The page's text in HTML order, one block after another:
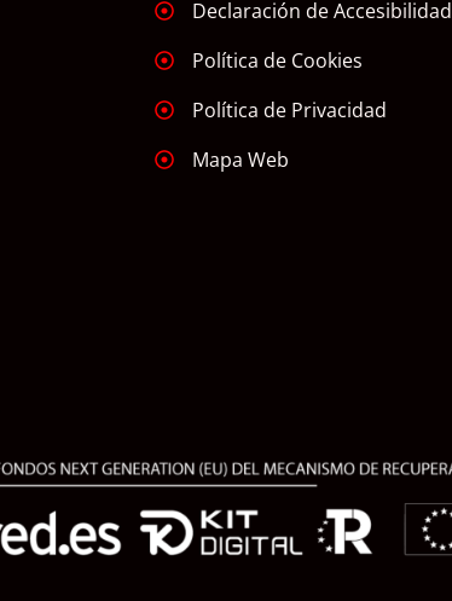
Declaración de Accesibilidad
Política de Cookies
Política de Privacidad
Mapa Web